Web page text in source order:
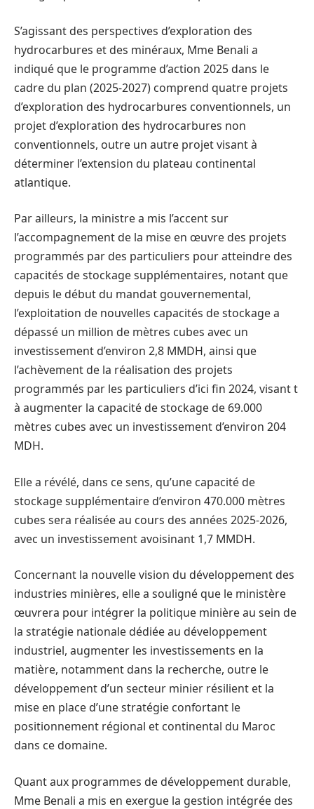
S’agissant des perspectives d’exploration des
hydrocarbures et des minéraux, Mme Benali a
indiqué que le programme d’action 2025 dans le
cadre du plan (2025-2027) comprend quatre projets
d’exploration des hydrocarbures conventionnels, un
projet d’exploration des hydrocarbures non
conventionnels, outre un autre projet visant à
déterminer l’extension du plateau continental
atlantique.
Par ailleurs, la ministre a mis l’accent sur
l’accompagnement de la mise en œuvre des projets
programmés par des particuliers pour atteindre des
capacités de stockage supplémentaires, notant que
depuis le début du mandat gouvernemental,
l’exploitation de nouvelles capacités de stockage a
dépassé un million de mètres cubes avec un
investissement d’environ 2,8 MMDH, ainsi que
l’achèvement de la réalisation des projets
programmés par les particuliers d’ici fin 2024, visant t
à augmenter la capacité de stockage de 69.000
mètres cubes avec un investissement d’environ 204
MDH.
Elle a révélé, dans ce sens, qu’une capacité de
stockage supplémentaire d’environ 470.000 mètres
cubes sera réalisée au cours des années 2025-2026,
avec un investissement avoisinant 1,7 MMDH.
Concernant la nouvelle vision du développement des
industries minières, elle a souligné que le ministère
œuvrera pour intégrer la politique minière au sein de
la stratégie nationale dédiée au développement
industriel, augmenter les investissements en la
matière, notamment dans la recherche, outre le
développement d’un secteur minier résilient et la
mise en place d’une stratégie confortant le
positionnement régional et continental du Maroc
dans ce domaine.
Quant aux programmes de développement durable,
Mme Benali a mis en exergue la gestion intégrée des